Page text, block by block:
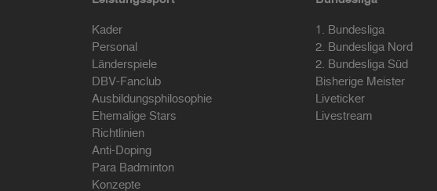
Kader
Personal
Länderspiele
DBV-Fanclub
Ausbildungsphilosophie
Ehemalige Stars
Richtlinien
Anti-Doping
Para Badminton
Konzepte
1. Bundesliga
2. Bundesliga Nord
2. Bundesliga Süd
Bisherige Meister
Liveticker
Livestream